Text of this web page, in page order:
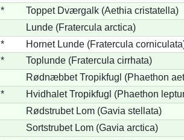
*
Toppet Dværgalk (Aethia cristatella)
Lunde (Fratercula arctica)
*
Hornet Lunde (Fratercula
*
Toplunde (Fratercula cirrhata)
Rødnæbbet Tropikfugl (Phaethon
*
Hvidhalet Tropikfugl (Phaethon
Rødstrubet Lom (Gavia stellata)
Sortstrubet Lom (Gavia arctica)